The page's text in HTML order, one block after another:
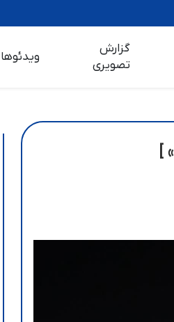
گزارش
تصویری
ویدئوها